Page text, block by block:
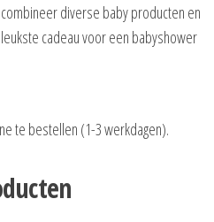
diverse baby producten en
cadeau voor een babyshower
te bestellen (1-3 werkdagen).